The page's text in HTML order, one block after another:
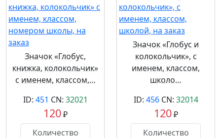
Значок «Глобус,
книжка, колокольчик»
с именем, классом,…
ID: 451 CN: 32021
120₽
Значок «Глобус и
колокольчик», с
именем, классом,
школо…
ID: 456CN: 32014
120₽